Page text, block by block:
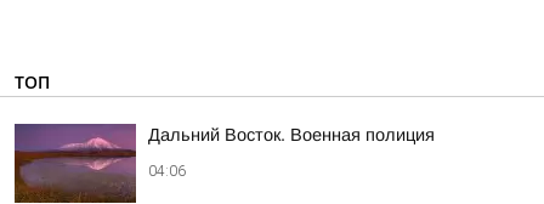
ТОП
Дальний Восток. Военная полиция
04:06